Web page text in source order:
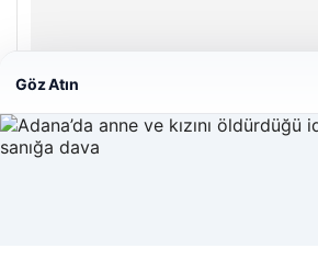
Enes Kaplan Avukatlık Bürosu
Web sitemizi nasıl kullandığınızı daha iyi
Göz Atın